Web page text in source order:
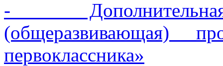
- Дополнительная
(общеразвивающая)
первоклассника»